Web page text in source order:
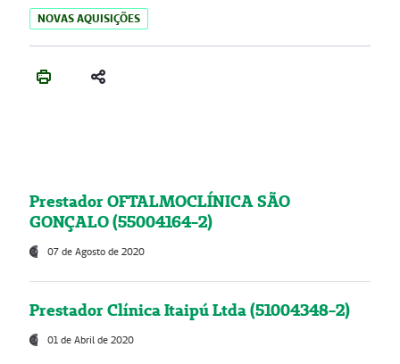
NOVAS AQUISIÇÕES
Prestador OFTALMOCLÍNICA SÃO
GONÇALO (55004164-2)
07 de Agosto de 2020
Prestador Clínica Itaipú Ltda (51004348-2)
01 de Abril de 2020